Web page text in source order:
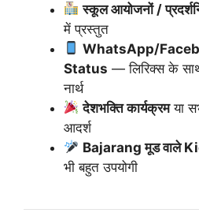
स्कूल आयोजनों /
में प्रस्तुत
WhatsApp/
Status — लिरिक्स के
नार्थ
देशभक्ति कार्यक्रमया
आदर्श
Bajarang मूड वाले
भी बहुत उपयोगी